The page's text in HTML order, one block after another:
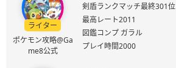
ライター
ポケモン攻略@Ga
me8公式
剣盾ランクマッチ最終301位
最高レート2011
図鑑コンプ ガラル
プレイ時間2000